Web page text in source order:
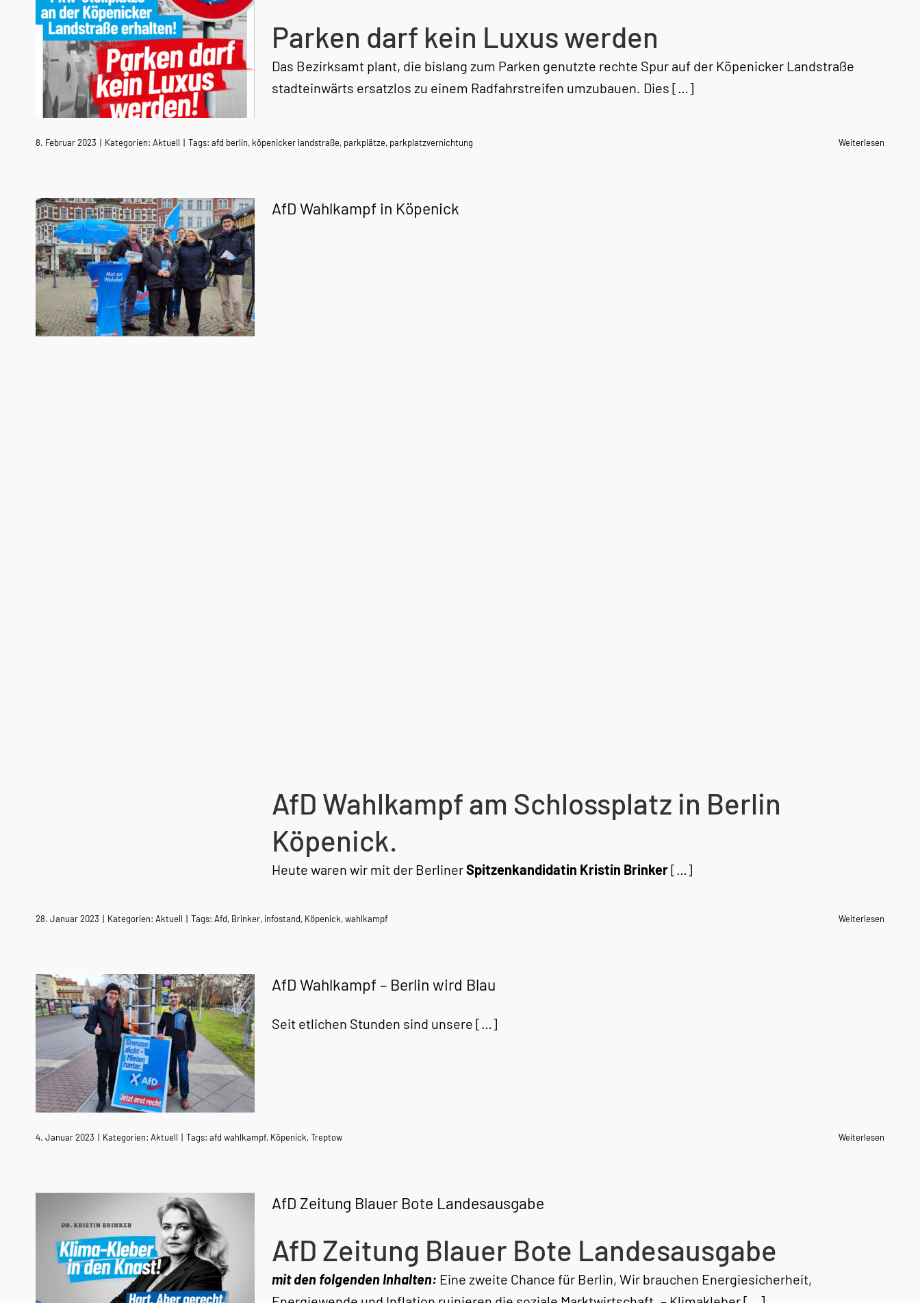
Parken darf kein Luxus werden
Das Bezirksamt plant, die bislang zum Parken genutzte rechte Spur auf der Köpenicker Landstraße
stadteinwärts ersatzlos zu einem Radfahrstreifen umzubauen. Dies […]
8. Februar 2023 | Kategorien: Aktuell | Tags: afd berlin, köpenicker landstraße, parkplätze, parkplatzvernichtung Weiterlesen
AfD Wahlkampf in Köpenick
AfD Wahlkampf am Schlossplatz in Berlin
Köpenick.
Heute waren wir mit der BerlinerSpitzenkandidatin Kristin Brinker[…]
28. Januar 2023 | Kategorien: Aktuell | Tags: Afd, Brinker, infostand, Köpenick,wahlkampf Weiterlesen
AfD Wahlkampf – Berlin wird Blau
Seit etlichen Stunden sind unsere […]
4. Januar 2023 | Kategorien: Aktuell | Tags: afd wahlkampf, Köpenick,Treptow Weiterlesen
AfD Zeitung Blauer Bote Landesausgabe
AfD Zeitung Blauer Bote Landesausgabe
mit den folgenden Inhalten: Eine zweite Chance für Berlin, Wir brauchen Energiesicherheit,